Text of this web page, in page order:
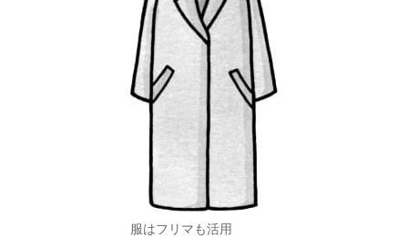
服はフリマも活用